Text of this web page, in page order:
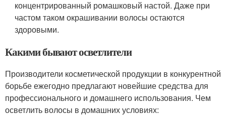
концентрированный ромашковый настой. Даже при
частом таком окрашивании волосы остаются
здоровыми.
Какими бывают осветлители
Производители косметической продукции в конкурентной
борьбе ежегодно предлагают новейшие средства для
профессионального и домашнего использования. Чем
осветлить волосы в домашних условиях: